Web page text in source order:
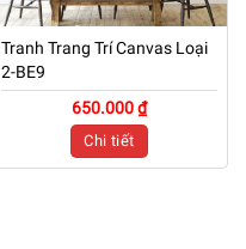
Tranh Trang Trí Canvas Loại
2-BE9
650.000 ₫
Chi tiết